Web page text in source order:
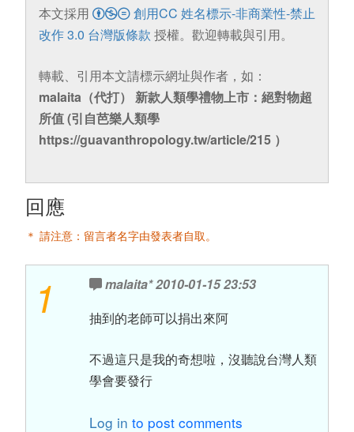
本文採用
創用CC 姓名標示-非商業性-禁止
改作 3.0 台灣版條款 授權。歡迎轉載與引用。
轉載、引用本文請標示網址與作者，如：
malaita（代打） 新款人類學禮物上市：絕對物超
所值 (引自芭樂人類學
https://guavanthropology.tw/article/215 ）
回應
＊ 請注意：留言者名字由發表者自取。
1 malaita*2010-01-15 23:53
抽到的老師可以捐出來阿
不過這只是我的奇想啦，沒聽說台灣人類
學會要發行
Log in to post comments